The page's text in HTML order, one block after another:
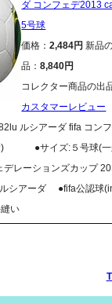
ダ コンフェデ2013
5号球
価格：2,484円新品
品：8,840円
コレクター商品の出
カスタマーレビュー
ルシアーダ fifa コン
) ●サイズ:５号球(一
ーションズカップ
ルシアーダ ●fifa公認球
い